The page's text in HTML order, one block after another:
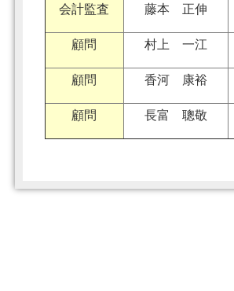
会計監査
藤本 正伸
顧問
村上 一江
顧問
香河 康裕
顧問
長富 聰敬